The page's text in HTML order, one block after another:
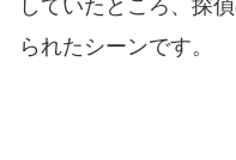
られたシーンです。